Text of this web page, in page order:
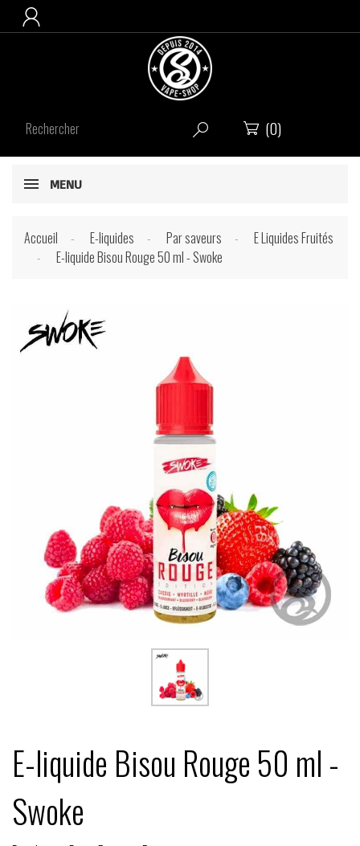

  (0)
MENU
Accueil E-liquides Par saveurs
E Liquides Fruités
E-liquide Bisou Rouge 50 ml - Swoke
E-liquide Bisou Rouge 50 ml -
Swoke